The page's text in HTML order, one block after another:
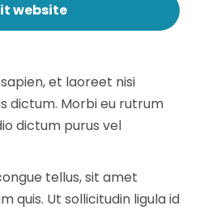
website
et laoreet nisi
dictum. Morbi eu rutrum
dictum purus vel
tellus, sit amet
quis. Ut sollicitudin ligula id